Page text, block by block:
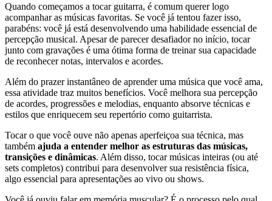
Quando começamos a tocar guitarra, é comum querer logo
acompanhar as músicas favoritas. Se você já tentou fazer isso,
parabéns: você já está desenvolvendo uma habilidade essencial de
percepção musical. Apesar de parecer desafiador no início, tocar
junto com gravações é uma ótima forma de treinar sua capacidade
de reconhecer notas, intervalos e acordes.
Além do prazer instantâneo de aprender uma música que você ama,
essa atividade traz muitos benefícios. Você melhora sua percepção
de acordes, progressões e melodias, enquanto absorve técnicas e
estilos que enriquecem seu repertório como guitarrista.
Tocar o que você ouve não apenas aperfeiçoa sua técnica, mas
também ajuda a entender melhor as estruturas das músicas,
transições e dinâmicas. Além disso, tocar músicas inteiras (ou até
sets completos) contribui para desenvolver sua resistência física,
algo essencial para apresentações ao vivo ou shows.